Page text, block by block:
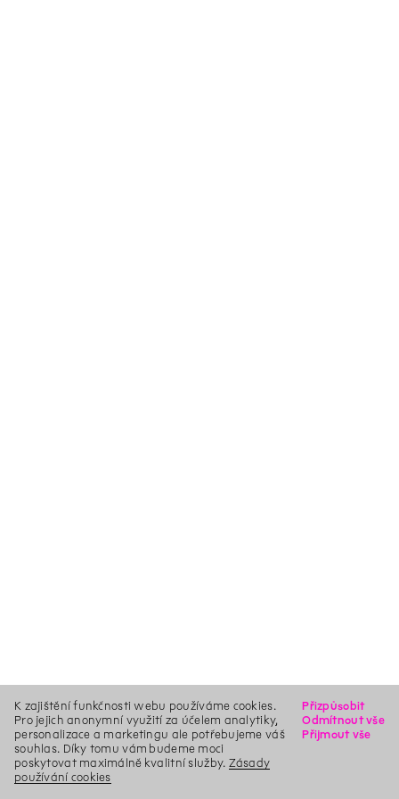
K zajištění funkčnosti webu používáme cookies.
Pro jejich anonymní využití za účelem analytiky,
personalizace a marketingu ale potřebujeme váš
souhlas. Díky tomu vám budeme moci
poskytovat maximálně kvalitní služby. Zásady
používání cookies
Přizpůsobit
Odmítnout vše
Přijmout vše